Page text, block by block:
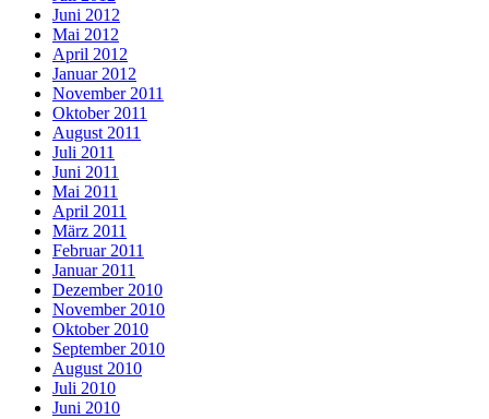
Juni 2012
Mai 2012
April 2012
Januar 2012
November 2011
Oktober 2011
August 2011
Juli 2011
Juni 2011
Mai 2011
April 2011
März 2011
Februar 2011
Januar 2011
Dezember 2010
November 2010
Oktober 2010
September 2010
August 2010
Juli 2010
Juni 2010